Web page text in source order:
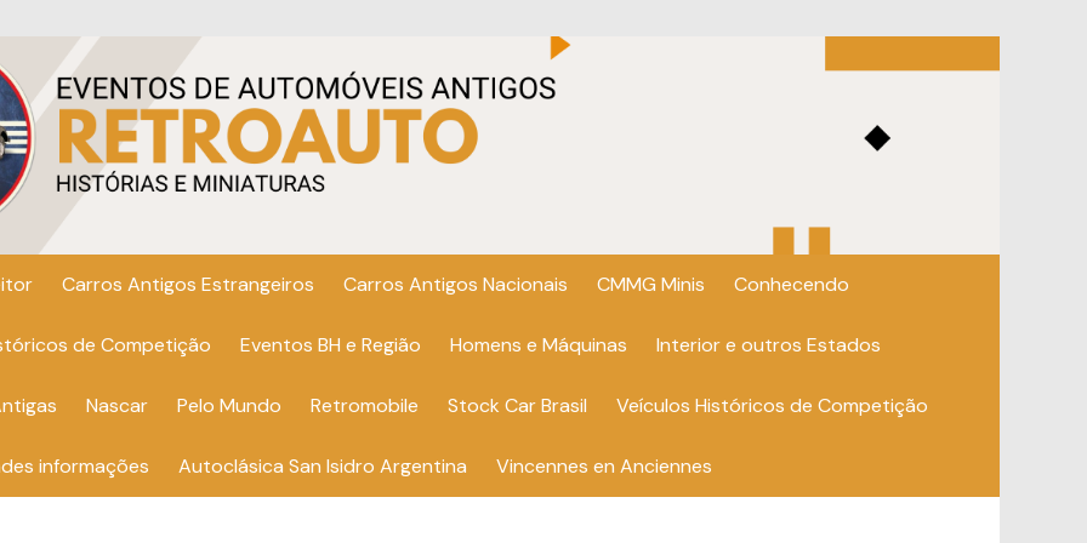
Carros Antigos Estrangeiros Carros Antigos Nacionais CMMG Minis Conhecendo
de Competição Eventos BH e Região Homens e Máquinas Interior e outros Estados
Nascar Pelo Mundo Retromobile Stock Car Brasil Veículos Históricos de Competição
informações Autoclásica San Isidro Argentina Vincennes en Anciennes